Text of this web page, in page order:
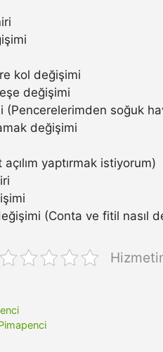
kol değişimi
değişimi
(Pencerelerimden soğuk
değişimi
yaptırmak istiyorum)
(Conta ve fitil nasıl